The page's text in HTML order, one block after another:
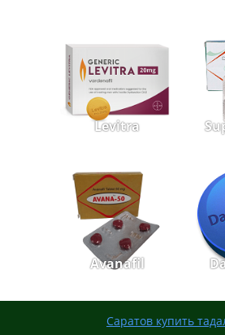
Levitra
Avanafil
Саратов купить